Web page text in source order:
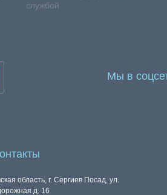
службой
Мы в
область, г. Сергиев Посад, ул.
д. 16